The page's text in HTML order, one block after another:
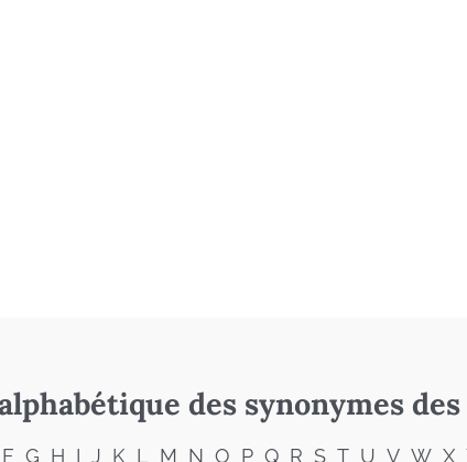
des synonymes
F G H I J K L M N O P Q R S T U V W X